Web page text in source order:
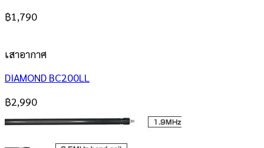
฿1,790
เสาอากาศ
DIAMOND BC200LL
฿2,990